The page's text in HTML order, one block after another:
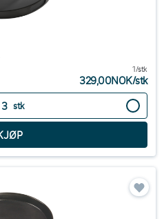
1/stk
329,00NOK/stk
stk